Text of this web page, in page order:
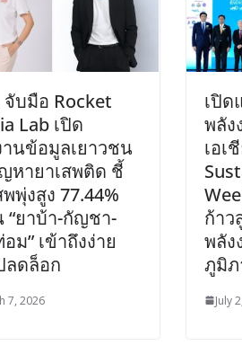
จับมือ Rocket
Lab เปิด
านข้อมูลเยาวชน
หายาเสพติด ชี้
พุ่งสูง 77.44%
“ยาบ้า-กัญชา-
ม” เข้าถึงง่าย
ลดล็อก
7, 2026
เปิด
พลัง
เอเ
ก้าว
พลัง
ภูมิ
July